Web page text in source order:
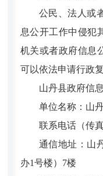
公民、法人或
息公开工作中侵犯
机关或者政府信息
可以依法申请行政
山丹县政府信
单位名称：山
联系电话（传
通信地址：山
办1号楼）7楼